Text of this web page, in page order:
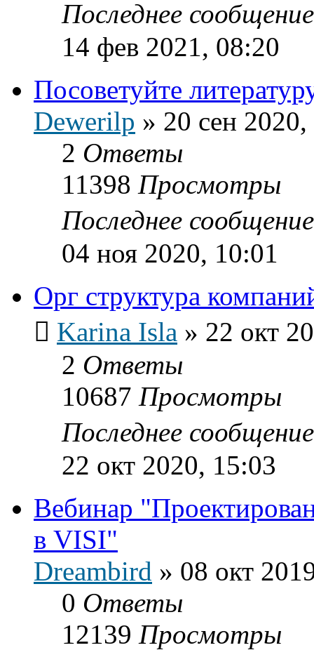
Последнее
14 фев 2021, 08:20
Посоветуйте
Dewerilp » 20 сен
2 Ответы
11398 Просмотры
Последнее
04 ноя 2020, 10:01
Орг структура
Karina Isla » 22 окт
2 Ответы
10687 Просмотры
Последнее
22 окт 2020, 15:03
Вебинар
в VISI"
Dreambird » 08 окт
0 Ответы
12139 Просмотры